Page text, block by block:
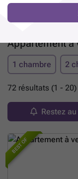
Appartement à
1 chambre 2
72 résultats (1 - 20)
Restez
BEST OF